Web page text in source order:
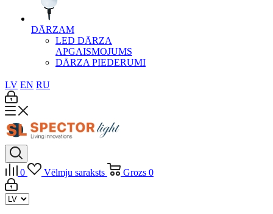
DĀRZAM
LED DĀRZA
APGAISMOJUMS
DĀRZA PIEDERUMI
LV EN RU
0 Vēlmju saraksts Grozs 0